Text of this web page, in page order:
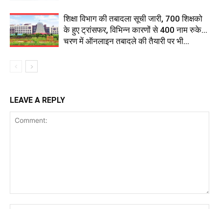
शिक्षा विभाग की तबादला सूची जारी, 700 शिक्षको
के हुए ट्रांसफर, विभिन्न कारणों से 400 नाम रुके…
चरण में ऑनलाइन तबादले की तैयारी पर भी...
LEAVE A REPLY